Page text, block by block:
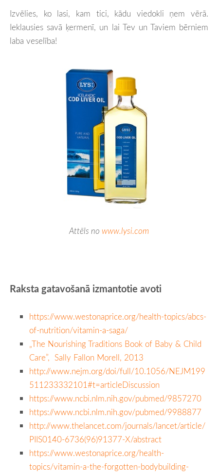
Izvēlies, ko lasi, kam tici, kādu viedokli ņem vērā.
Ieklausies savā ķermenī, un lai Tev un Taviem bērniem
laba veselība!
Attēls no www.lysi.com
Raksta gatavošanā izmantotie avoti
https://www.westonaprice.org/health-topics/abcs-
of-nutrition/vitamin-a-saga/
„The Nourishing Traditions Book of Baby & Child
Care”, Sally Fallon Morell, 2013
http://www.nejm.org/doi/full/10.1056/NEJM199
511233332101#t=articleDiscussion
https://www.ncbi.nlm.nih.gov/pubmed/9857270
https://www.ncbi.nlm.nih.gov/pubmed/9988877
http://www.thelancet.com/journals/lancet/article/
PIIS0140-6736(96)91377-X/abstract
https://www.westonaprice.org/health-
topics/vitamin-a-the-forgotten-bodybuilding-